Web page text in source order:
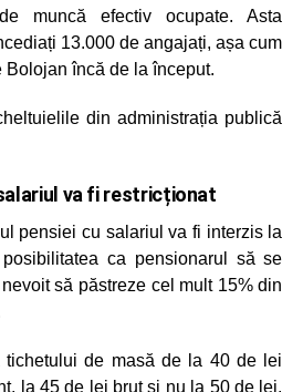
muncă efectiv ocupate. Asta
13.000 de angajați, așa cum
încă de la început.
din administrația publică
va fi restricționat
pensiei cu salariul va fi interzis la
ca pensionarul să se
să păstreze cel mult 15% din
tichetului de masă de la 40 de lei
la 45 de lei brut și nu la 50 de lei,